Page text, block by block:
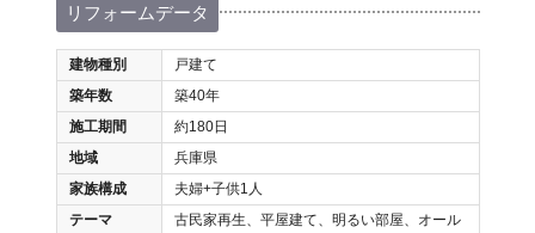
リフォームデータ
建物種別
戸建て
築年数
築40年
施工期間
約180日
地域
兵庫県
家族構成
夫婦+子供1人
テーマ
古民家再生、平屋建て、明るい部屋、オール